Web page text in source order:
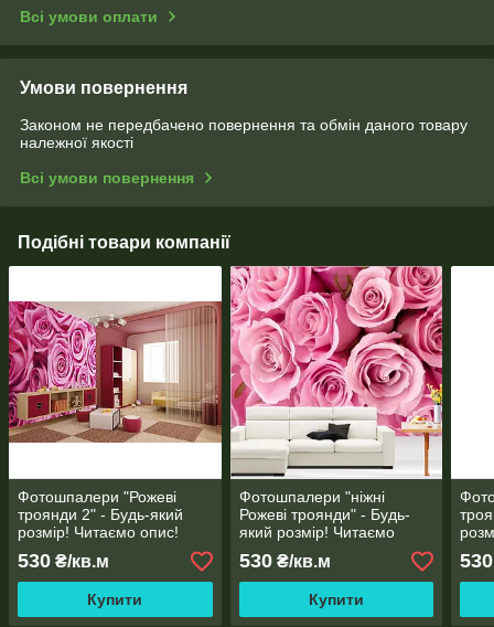
Всі умови оплати
Умови повернення
Законом не передбачено повернення та обмін даного товару
належної якості
Всі умови повернення
Подібні товари компанії
Фотошпалери "Рожеві
троянди 2" - Будь-який
розмір! Читаємо опис!
530 ₴/кв.м
Купити
Фотошпалери "ніжні
Рожеві троянди" - Будь-
який розмір! Читаємо
опис!
530₴/кв.м
Купити
530